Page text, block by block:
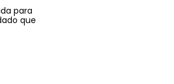
para
que